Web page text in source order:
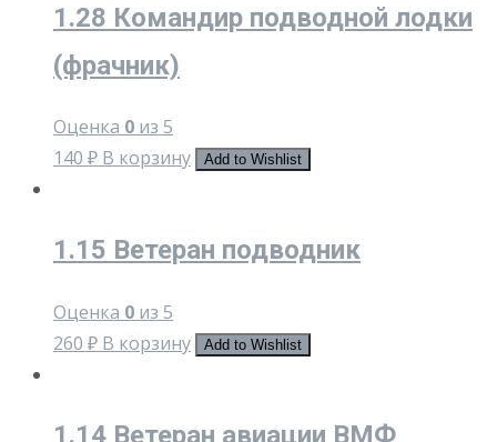
1.28 Командир подводной лодки
(фрачник)
Оценка 0 из 5
140 ₽ В корзину Add to Wishlist
1.15 Ветеран подводник
Оценка 0 из 5
260 ₽ В корзину Add to Wishlist
1.14 Ветеран авиации ВМФ